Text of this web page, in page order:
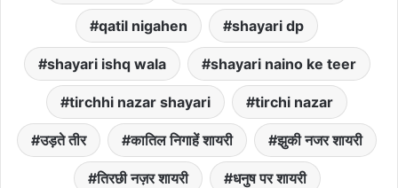
qatil nigahen shayari dp
shayari ishq wala shayari naino ke teer
tirchhi nazar shayari tirchi nazar
उड़ते तीर कातिल निगाहें शायरी झुकी नजर शायरी
तिरछी नज़र शायरी धनुष पर शायरी